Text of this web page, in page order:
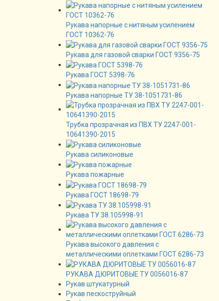
Рукава напорные с нитяным усилением
ГОСТ 10362-76
Рукава для газовой сварки ГОСТ 9356-75
Рукава ГОСТ 5398-76
Рукава напорные ТУ 38-1051731-86
Трубка прозрачная из ПВХ ТУ 2247-001-
10641390-2015
Рукава силиконовые
Рукава пожарные
Рукава ГОСТ 18698-79
Рукава ТУ 38.105998-91
Рукава высокого давления с
металлическими оплетками ГОСТ 6286-73
РУКАВА ДЮРИТОВЫЕ ТУ 0056016-87
Рукав штукатурный
Рукав пескоструйный